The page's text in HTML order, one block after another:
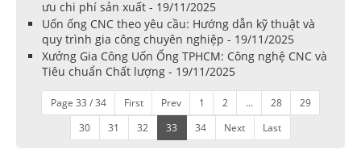
ưu chi phí sản xuất - 19/11/2025
Uốn ống CNC theo yêu cầu: Hướng dẫn kỹ thuật và
quy trình gia công chuyên nghiệp - 19/11/2025
Xưởng Gia Công Uốn Ống TPHCM: Công nghệ CNC và
Tiêu chuẩn Chất lượng - 19/11/2025
Page 33 / 34 First Prev 1 2 ... 28
29
30
31 32 33 34 Next Last